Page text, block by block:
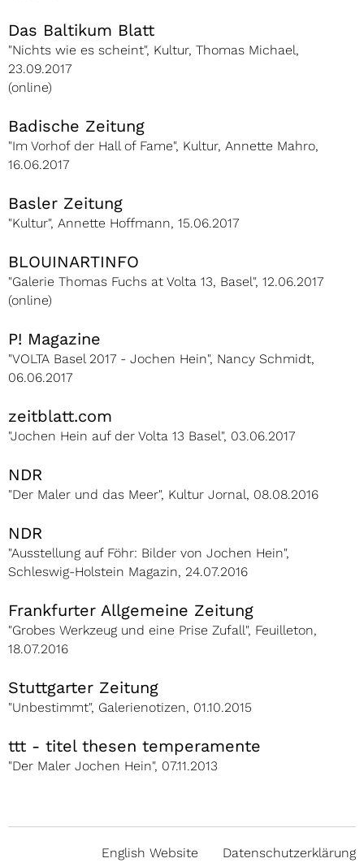
Das Baltikum Blatt
"Nichts wie es scheint", Kultur, Thomas Michael,
23.09.2017
(online)
Badische Zeitung
"Im Vorhof der Hall of Fame", Kultur, Annette Mahro,
16.06.2017
Basler Zeitung
"Kultur", Annette Hoffmann, 15.06.2017
BLOUINARTINFO
"Galerie Thomas Fuchs at Volta 13, Basel", 12.06.2017
(online)
P! Magazine
"VOLTA Basel 2017 - Jochen Hein", Nancy Schmidt,
06.06.2017
zeitblatt.com
"Jochen Hein auf der Volta 13 Basel", 03.06.2017
NDR
"Der Maler und das Meer", Kultur Jornal, 08.08.2016
NDR
"Ausstellung auf Föhr: Bilder von Jochen Hein",
Schleswig-Holstein Magazin, 24.07.2016
Frankfurter Allgemeine Zeitung
"Grobes Werkzeug und eine Prise Zufall", Feuilleton,
18.07.2016
Stuttgarter Zeitung
"Unbestimmt", Galerienotizen, 01.10.2015
ttt - titel thesen temperamente
"Der Maler Jochen Hein", 07.11.2013
English Website Datenschutzerklärung